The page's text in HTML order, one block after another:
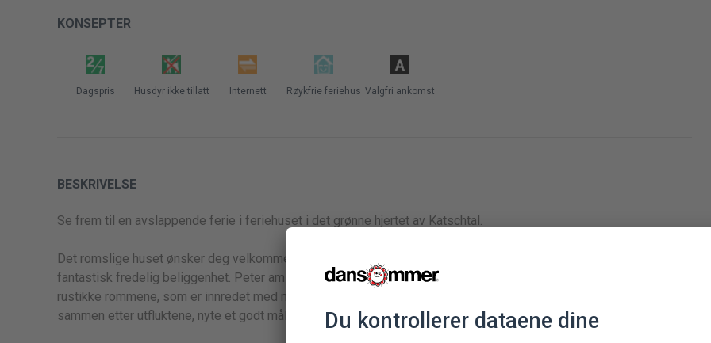
KONSEPTER
Dagspris Husdyr ikke tillatt Internett Røykfrie feriehus Valgfri ankomst
BESKRIVELSE
Se frem til en avslappende ferie i feriehuset i det grønne hjertet av Katschtal.
Det romslige huset ønsker deg velkommen til den idylliske landsbyen St. Peter am Kammersberg med en
fantastisk fredelig beliggenhet. Peter am Kammersberg. Føl deg som hjemme sammen med dine nærmeste i de
rustikke rommene, som er innredet med mye treverk og gir et varmt uttrykk. Spisebordet i stuen innbyr til å sitte
sammen etter utfluktene, nyte et godt måltid og prate lenge.